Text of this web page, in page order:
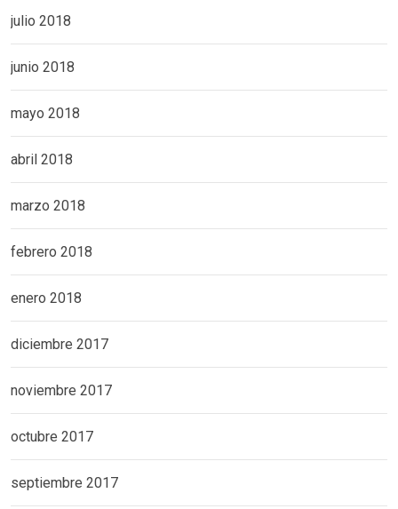
julio 2018
junio 2018
mayo 2018
abril 2018
marzo 2018
febrero 2018
enero 2018
diciembre 2017
noviembre 2017
octubre 2017
septiembre 2017